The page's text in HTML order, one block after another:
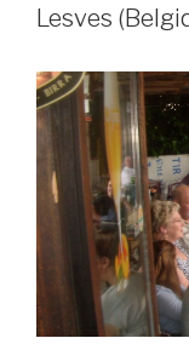
Lesves